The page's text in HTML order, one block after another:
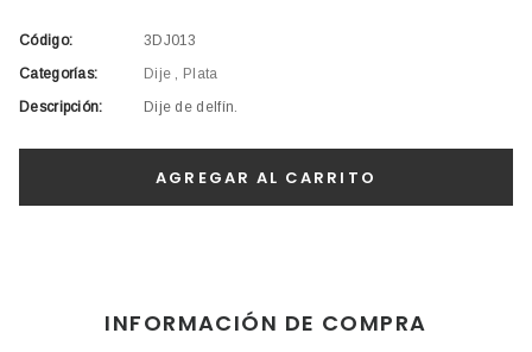
Código:
3DJ013
Categorías:
Dije , Plata
Descripción:
Dije de delfín.
INFORMACIÓN DE COMPRA